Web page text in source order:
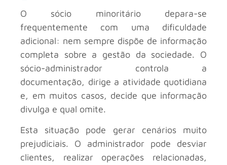
O sócio minoritário depara-se
frequentemente com uma dificuldade
adicional: nem sempre dispõe de informação
completa sobre a gestão da sociedade. O
sócio-administrador controla a
documentação, dirige a atividade quotidiana
e, em muitos casos, decide que informação
divulga e qual omite.
Esta situação pode gerar cenários muito
prejudiciais. O administrador pode desviar
clientes, realizar operações relacionadas,